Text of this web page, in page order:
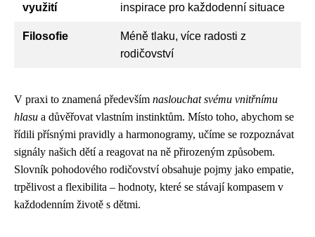
využití
inspirace pro každodenní situace
Filosofie
Méně tlaku, více radosti z
rodičovství
V praxi to znamená především naslouchat svému vnitřnímu
hlasu a důvěřovat vlastním instinktům. Místo toho, abychom se
řídili přísnými pravidly a harmonogramy, učíme se rozpoznávat
signály našich dětí a reagovat na ně přirozeným způsobem.
Slovník pohodového rodičovství obsahuje pojmy jako empatie,
trpělivost a flexibilita – hodnoty, které se stávají kompasem v
každodenním životě s dětmi.